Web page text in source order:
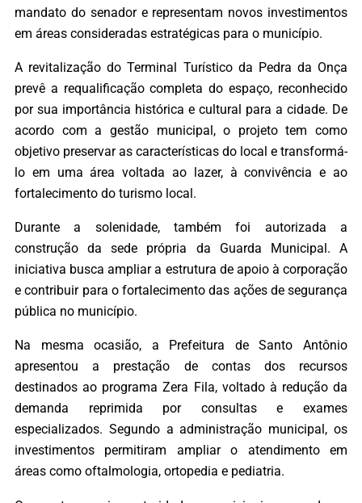
mandato do senador e representam novos investimentos
em áreas consideradas estratégicas para o município.
A revitalização do Terminal Turístico da Pedra da Onça
prevê a requalificação completa do espaço, reconhecido
por sua importância histórica e cultural para a cidade. De
acordo com a gestão municipal, o projeto tem como
objetivo preservar as características do local e transformá-
lo em uma área voltada ao lazer, à convivência e ao
fortalecimento do turismo local.
Durante a solenidade, também foi autorizada a
construção da sede própria da Guarda Municipal. A
iniciativa busca ampliar a estrutura de apoio à corporação
e contribuir para o fortalecimento das ações de segurança
pública no município.
Na mesma ocasião, a Prefeitura de Santo Antônio
apresentou a prestação de contas dos recursos
destinados ao programa Zera Fila, voltado à redução da
demanda reprimida por consultas e exames
especializados. Segundo a administração municipal, os
investimentos permitiram ampliar o atendimento em
áreas como oftalmologia, ortopedia e pediatria.